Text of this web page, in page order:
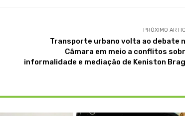
PRÓXIMO
Transporte urbano volta ao debate
Câmara em meio a conflitos
informalidade e mediação de Keniston